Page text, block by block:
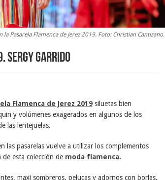
Pasarela Flamenca de Jerez 2019. Foto: Christian Cantizano.
Sergy Garrido
Flamenca de Jerez 2019siluetas bien
y volúmenes exagerados en algunos de los
las lentejuelas.
las pasarelas vuelve a utilizar los complementos
esta colección de moda flamenca.
maxi sombreros, pelucas y adornos con borlas.